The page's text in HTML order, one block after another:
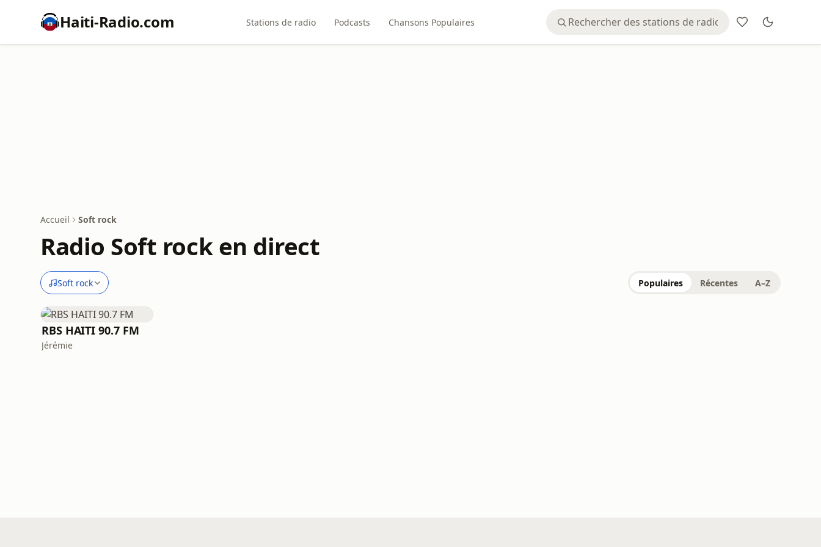
Haiti-Radio.com Stations de radio Podcasts Chansons Populaires
Accueil Soft rock
Radio Soft rock en direct
Soft rock Populaires Récentes A–Z
RBS HAITI 90.7 FM
Jérémie